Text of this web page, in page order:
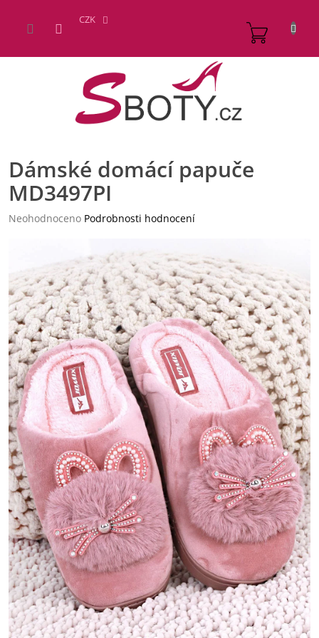
obsah
CZK
Dámské domácí papuče
MD3497PI
Průměrné
z
5
hvězdiček.
Neohodnoceno Podrobnosti hodnocení